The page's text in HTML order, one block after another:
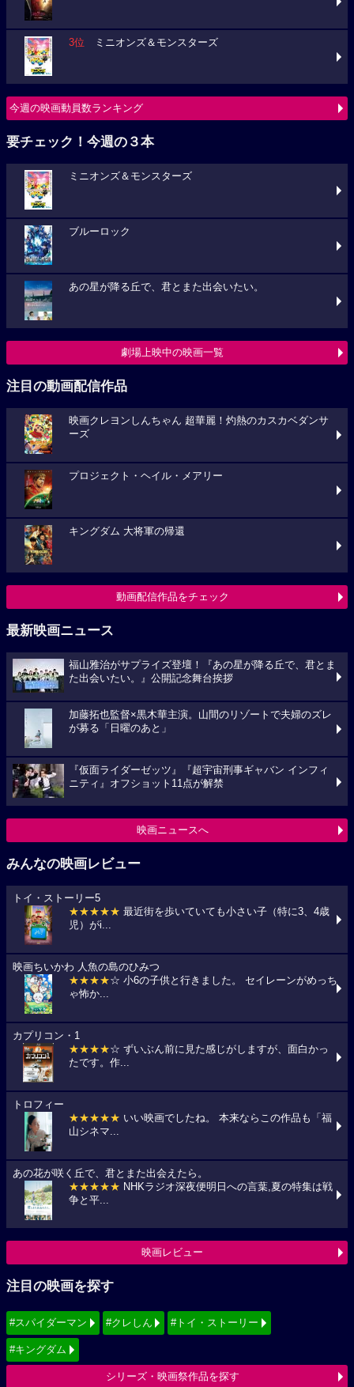
3位 ミニオンズ＆モンスターズ
今週の映画動員数ランキング
要チェック！今週の３本
ミニオンズ＆モンスターズ
ブルーロック
あの星が降る丘で、君とまた出会いたい。
劇場上映中の映画一覧
注目の動画配信作品
映画クレヨンしんちゃん 超華麗！灼熱のカスカベダンサ
ーズ
プロジェクト・ヘイル・メアリー
キングダム 大将軍の帰還
動画配信作品をチェック
最新映画ニュース
福山雅治がサプライズ登壇！『あの星が降る丘で、君とま
た出会いたい。』公開記念舞台挨拶
加藤拓也監督×黒木華主演。山間のリゾートで夫婦のズレ
が募る「日曜のあと」
『仮面ライダーゼッツ』『超宇宙刑事ギャバン インフィ
ニティ』オフショット11点が解禁
映画ニュースへ
みんなの映画レビュー
トイ・ストーリー5
★★★★★ 最近街を歩いていても小さい子（特に3、4歳
児）がi...
映画ちいかわ 人魚の島のひみつ
★★★★☆ 小6の子供と行きました。 セイレーンがめっち
ゃ怖か...
カプリコン・1
★★★★☆ ずいぶん前に見た感じがしますが、面白かっ
たです。作...
トロフィー
★★★★★ いい映画でしたね。 本来ならこの作品も「福
山シネマ...
あの花が咲く丘で、君とまた出会えたら。
★★★★★ NHKラジオ深夜便明日への言葉,夏の特集は戦
争と平...
映画レビュー
注目の映画を探す
#スパイダーマン #クレしん #トイ・ストーリー
#キングダム
シリーズ・映画祭作品を探す